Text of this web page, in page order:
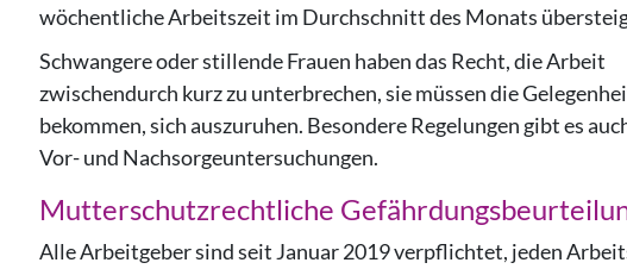
wöchentliche Arbeitszeit im Durchschnitt des Monats
Schwangere oder stillende Frauen haben das Recht, die Arbeit
zwischendurch kurz zu unterbrechen, sie müssen die
bekommen, sich auszuruhen. Besondere Regelungen gibt es
Vor- und Nachsorgeuntersuchungen.
Mutterschutzrechtliche
Alle Arbeitgeber sind seit Januar 2019 verpflichtet, jeden